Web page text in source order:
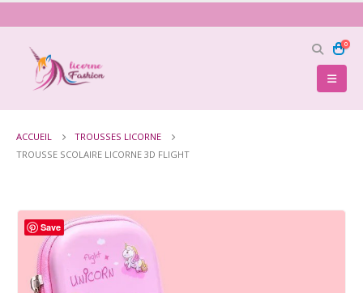
0
ACCUEIL
TROUSSES LICORNE
TROUSSE SCOLAIRE LICORNE 3D FLIGHT
Save